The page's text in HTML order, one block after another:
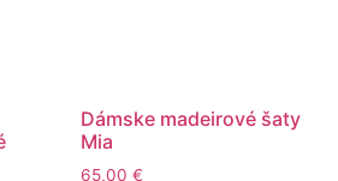
Dámske madeirové šaty
Mia
65,00 €